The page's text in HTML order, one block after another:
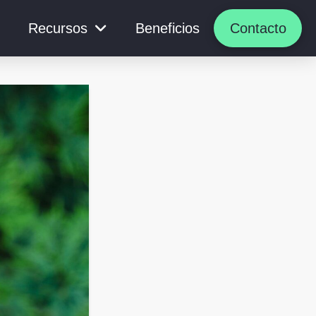
Recursos Beneficios Contacto